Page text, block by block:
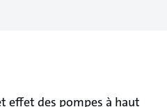
effet des pompes à haut